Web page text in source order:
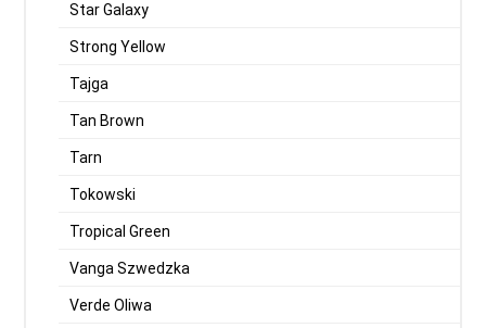
Star Galaxy
Strong Yellow
Tajga
Tan Brown
Tarn
Tokowski
Tropical Green
Vanga Szwedzka
Verde Oliwa